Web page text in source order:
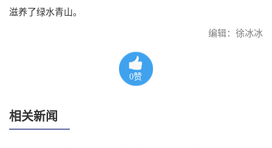
滋养了绿水青山。
编辑：徐冰冰
0赞
相关新闻